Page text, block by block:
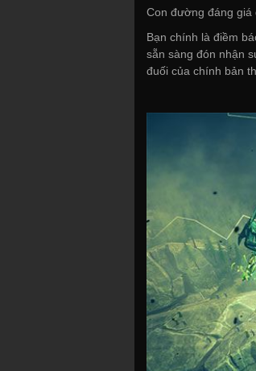
Con đường đáng giá
Bạn chính là điềm
sẵn sàng đón nhận
đuối của chính bản